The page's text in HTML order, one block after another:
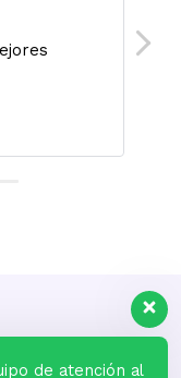
de atención al